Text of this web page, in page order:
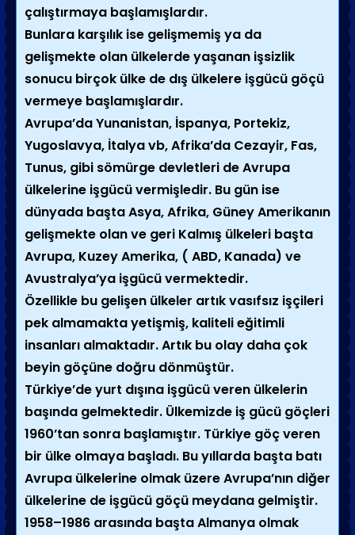
çalıştırmaya başlamışlardır.
Bunlara karşılık ise gelişmemiş ya da
gelişmekte olan ülkelerde yaşanan işsizlik
sonucu birçok ülke de dış ülkelere işgücü göçü
vermeye başlamışlardır.
Avrupa’da Yunanistan, İspanya, Portekiz,
Yugoslavya, İtalya vb, Afrika’da Cezayir, Fas,
Tunus, gibi sömürge devletleri de Avrupa
ülkelerine işgücü vermişledir. Bu gün ise
dünyada başta Asya, Afrika, Güney Amerikanın
gelişmekte olan ve geri Kalmış ülkeleri başta
Avrupa, Kuzey Amerika, ( ABD, Kanada) ve
Avustralya’ya işgücü vermektedir.
Özellikle bu gelişen ülkeler artık vasıfsız işçileri
pek almamakta yetişmiş, kaliteli eğitimli
insanları almaktadır. Artık bu olay daha çok
beyin göçüne doğru dönmüştür.
Türkiye’de yurt dışına işgücü veren ülkelerin
başında gelmektedir. Ülkemizde iş gücü göçleri
1960’tan sonra başlamıştır. Türkiye göç veren
bir ülke olmaya başladı. Bu yıllarda başta batı
Avrupa ülkelerine olmak üzere Avrupa’nın diğer
ülkelerine de işgücü göçü meydana gelmiştir.
1958–1986 arasında başta Almanya olmak